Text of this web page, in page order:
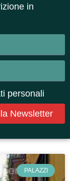
in
personali
Newsletter
PALAZZI